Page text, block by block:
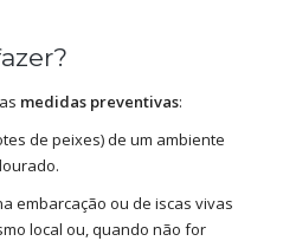
medidas preventivas:
de peixes) de um ambiente
embarcação ou de iscas vivas
local ou, quando não for